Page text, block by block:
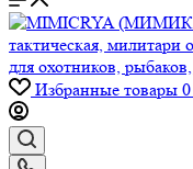
Избранные товары 0